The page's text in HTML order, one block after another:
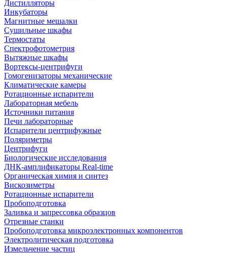
Дистилляторы
Инкубаторы
Магнитные мешалки
Сушильные шкафы
Термостаты
Спектрофотометрия
Вытяжные шкафы
Вортексы-центрифуги
Гомогенизаторы механические
Климатические камеры
Ротационные испарители
Лабораторная мебель
Источники питания
Печи лабораторные
Испарители центрифужные
Поляриметры
Центрифуги
Биологические исследования
ДНК-амплификаторы Real-time
Органическая химия и синтез
Вискозиметры
Ротационные испарители
Пробоподготовка
Заливка и запрессовка образцов
Отрезные станки
Пробоподготовка микроэлектронных компонентов
Электролитическая подготовка
Измельчение частиц